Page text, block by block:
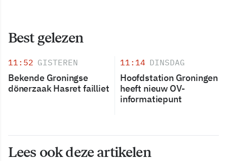
Best gelezen
11:52 GISTEREN
Bekende Groningse
dönerzaak Hasret failliet
11:14 DINSDAG
Hoofdstation Groningen
heeft nieuw OV-
informatiepunt
Lees ook deze artikelen